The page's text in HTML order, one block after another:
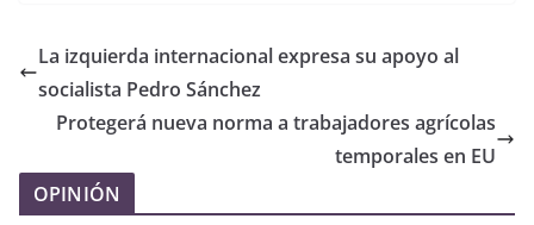
La izquierda internacional expresa su apoyo al
socialista Pedro Sánchez
Protegerá nueva norma a trabajadores agrícolas
temporales en EU
OPINIÓN